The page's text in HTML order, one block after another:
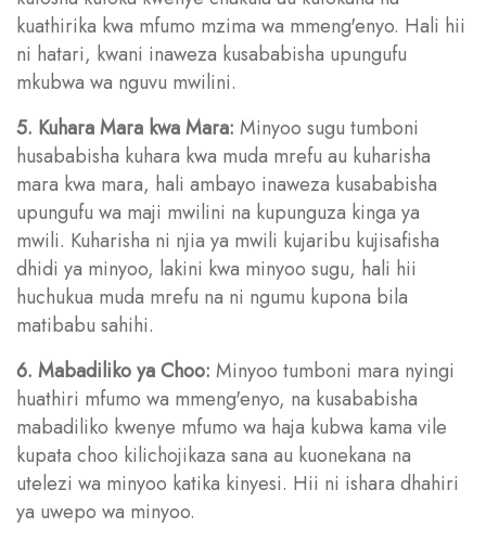
kuathirika kwa mfumo mzima wa mmeng'enyo. Hali hii
ni hatari, kwani inaweza kusababisha upungufu
mkubwa wa nguvu mwilini.
5. Kuhara Mara kwa Mara: Minyoo sugu tumboni
husababisha kuhara kwa muda mrefu au kuharisha
mara kwa mara, hali ambayo inaweza kusababisha
upungufu wa maji mwilini na kupunguza kinga ya
mwili. Kuharisha ni njia ya mwili kujaribu kujisafisha
dhidi ya minyoo, lakini kwa minyoo sugu, hali hii
huchukua muda mrefu na ni ngumu kupona bila
matibabu sahihi.
6. Mabadiliko ya Choo: Minyoo tumboni mara nyingi
huathiri mfumo wa mmeng'enyo, na kusababisha
mabadiliko kwenye mfumo wa haja kubwa kama vile
kupata choo kilichojikaza sana au kuonekana na
utelezi wa minyoo katika kinyesi. Hii ni ishara dhahiri
ya uwepo wa minyoo.